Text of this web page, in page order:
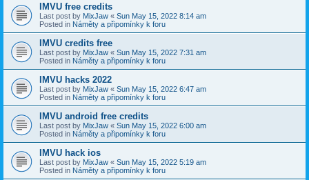
IMVU free credits
Last post by MixJaw « Sun May 15, 2022 8:14 am
Posted in Náměty a připomínky k foru
IMVU credits free
Last post by MixJaw « Sun May 15, 2022 7:31 am
Posted in Náměty a připomínky k foru
IMVU hacks 2022
Last post by MixJaw « Sun May 15, 2022 6:47 am
Posted in Náměty a připomínky k foru
IMVU android free credits
Last post by MixJaw « Sun May 15, 2022 6:00 am
Posted in Náměty a připomínky k foru
IMVU hack ios
Last post by MixJaw « Sun May 15, 2022 5:19 am
Posted in Náměty a připomínky k foru